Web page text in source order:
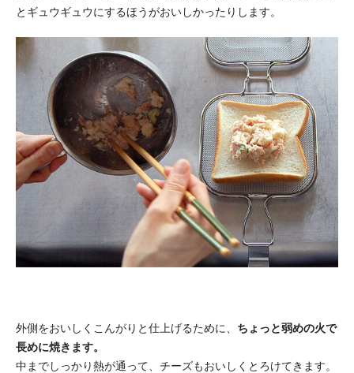
とギュウギュウにするほうがおいしかったりします。
外側をおいしくこんがりと仕上げるために、 ちょっと弱めの火で
長めに焼きます。
中までしっかり熱が通って、チーズもおいしくとろけてきます。